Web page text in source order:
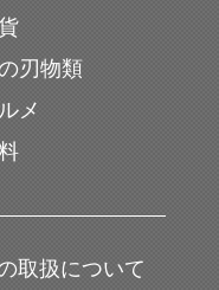
刃物類
メ
取扱について